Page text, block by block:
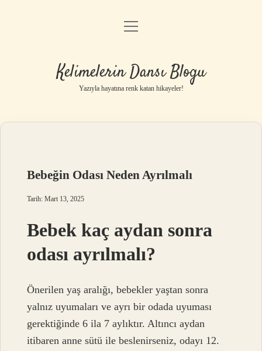
Anasayfa
Yasal Uyarı
menüyü
Kelimelerin Dansı Blogu
Yazıyla hayatına renk katan hikayeler!
Bebeğin Odası Neden Ayrılmalı
Tarih: Mart 13, 2025
Bebek kaç aydan sonra
odası ayrılmalı?
Önerilen yaş aralığı, bebekler yaştan sonra
yalnız uyumaları ve ayrı bir odada uyuması
gerektiğinde 6 ila 7 aylıktır. Altıncı aydan
itibaren anne sütü ile beslenirseniz, odayı 12.